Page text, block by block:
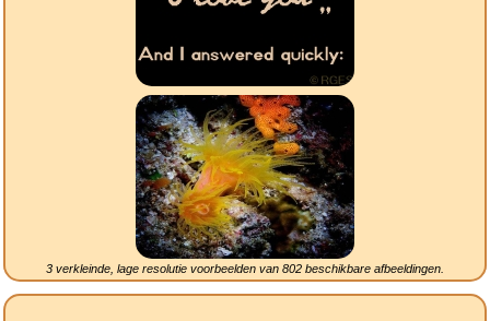
3 verkleinde, lage resolutie voorbeelden van 802 beschikbare afbeeldingen.